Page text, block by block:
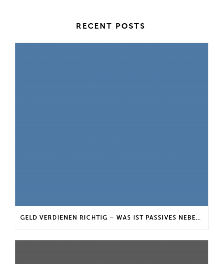
RECENT POSTS
GELD VERDIENEN RICHTIG – WAS IST PASSIVES NEBENEINKOMMEN?